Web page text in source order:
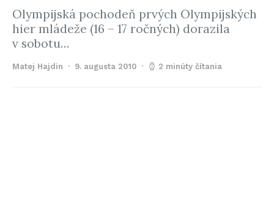
Olympijská pochodeň prvých Olympijských
hier mládeže (16 – 17 ročných) dorazila
v sobotu…
Matej Hajdin 9. augusta 2010 2 minúty čítania